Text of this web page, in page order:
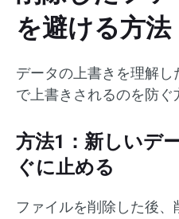
を避ける方法
データの上書きを理解
で上書きされるのを防ぐ
方法1：新しいデ
ぐに止める
ファイルを削除した後